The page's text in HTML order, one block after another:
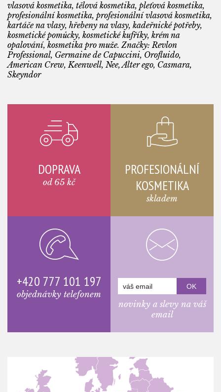
vlasová kosmetika, tělová kosmetika, pleťová kosmetika,
profesionální kosmetika, profesionální vlasová kosmetika,
kartáče na vlasy, hřebeny na vlasy, kadeřnické potřeby,
kosmetické pomůcky, kosmetické kufříky, krém na
opalování, kosmetika pro muže. Značky: Revlon
Professional, Germaine de Capuccini, Orofluido,
American Crew, Keenwell, Nee, Alter ego, Casmara,
Skeyndor
DOPRAVA
od 65 kč
PROFESIONÁLNÍ
KOSMETIKA
skladem
+420 777 101 197
objednávky telefonem
novinky a slevy na váš
email